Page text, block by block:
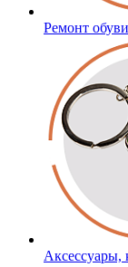
Ремонт обуви